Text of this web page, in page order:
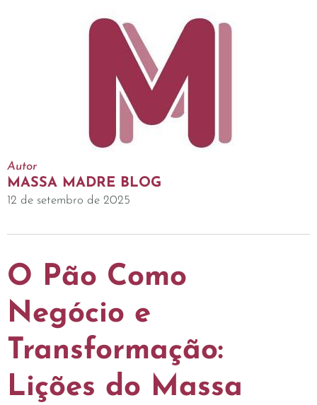
Autor
MASSA MADRE BLOG
12 de setembro de 2025
O Pão Como
Negócio e
Transformação:
Lições do Massa